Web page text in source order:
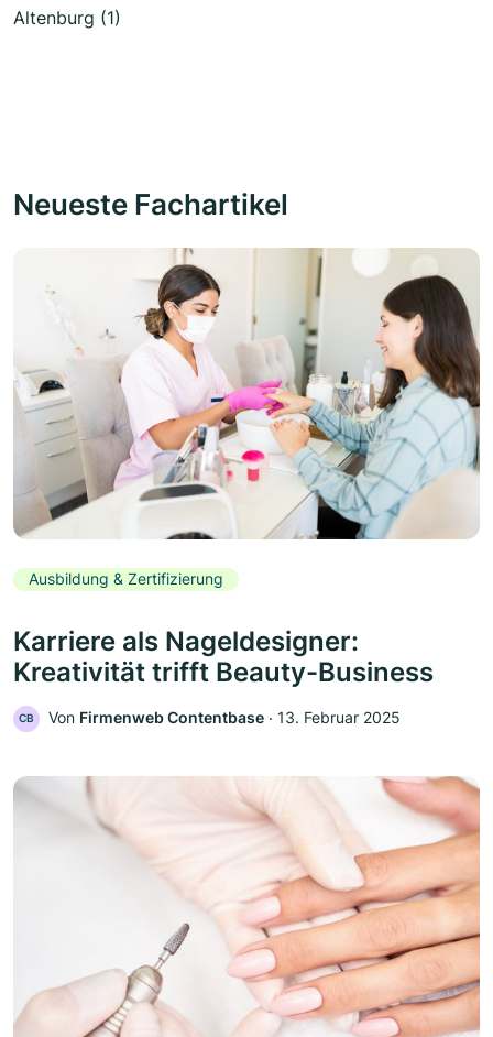
Altenburg (1)
Neueste Fachartikel
Ausbildung & Zertifizierung
Karriere als Nageldesigner:
Kreativität trifft Beauty-Business
CB Von Firmenweb Contentbase ‧ 13. Februar 2025